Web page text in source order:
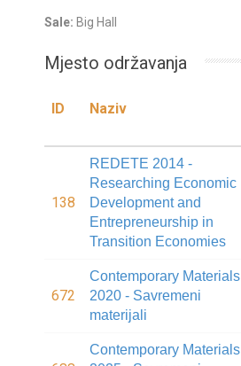
Sale: Big Hall
Mjesto održavanja
ID Naziv
138
REDETE 2014 -
Researching Economic
Development and
Entrepreneurship in
Transition Economies
672
Contemporary Materials
2020 - Savremeni
materijali
Contemporary Materials